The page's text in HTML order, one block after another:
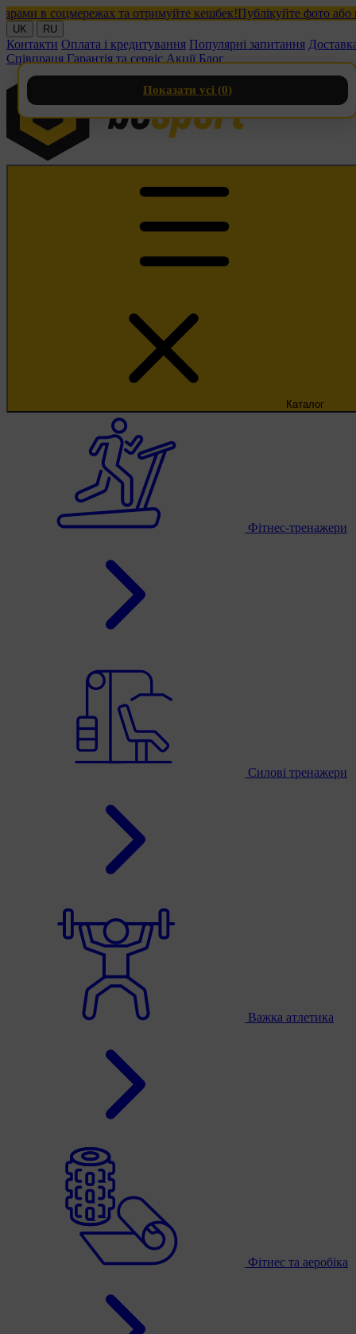
в соцмережах та отримуйте кешбек!Публікуйте фото або
UK RU
Контакти Оплата і кредитування Популярні запитання
Співпраця Гарантія та сервіс Акції Блог
Каталог
Фітнес-тренажери
Силові тренажери
Важка атлетика
Фітнес та аеробіка
Показати усі (0)